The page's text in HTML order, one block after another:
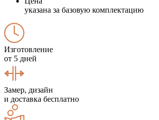
указана за базовую комплектацию
Изготовление
от 5 дней
Замер, дизайн
и доставка бесплатно